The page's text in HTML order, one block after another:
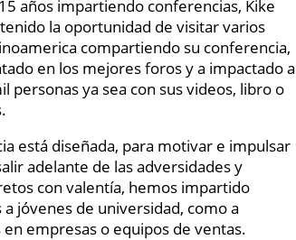
años impartiendo conferencias, Kike
la oportunidad de visitar varios
compartiendo su conferencia,
en los mejores foros y a impactado a
personas ya sea con sus videos, libro o
está diseñada, para motivar e impulsar
adelante de las adversidades y
con valentía, hemos impartido
jóvenes de universidad, como a
empresas o equipos de ventas.